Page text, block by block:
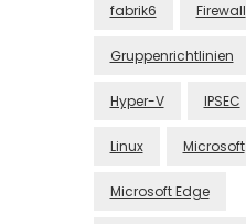
fabrik6 Firewall
Gruppenrichtlinien
Hyper-V IPSEC
Linux Microsoft
Microsoft Edge